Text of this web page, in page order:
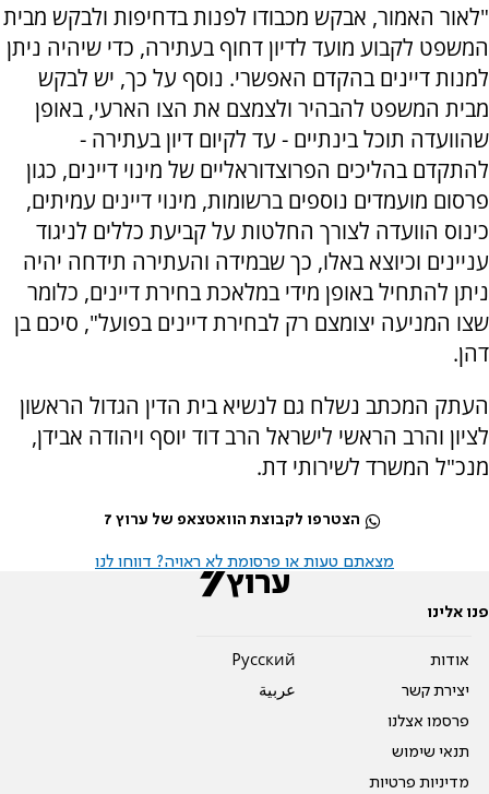
"לאור האמור, אבקש מכבודו לפנות בדחיפות ולבקש מבית
המשפט לקבוע מועד לדיון דחוף בעתירה, כדי שיהיה ניתן
למנות דיינים בהקדם האפשרי. נוסף על כך, יש לבקש
מבית המשפט להבהיר ולצמצם את הצו הארעי, באופן
שהוועדה תוכל בינתיים - עד לקיום דיון בעתירה -
להתקדם בהליכים הפרוצדוראליים של מינוי דיינים, כגון
פרסום מועמדים נוספים ברשומות, מינוי דיינים עמיתים,
כינוס הוועדה לצורך החלטות על קביעת כללים לניגוד
עניינים וכיוצא באלו, כך שבמידה והעתירה תידחה יהיה
ניתן להתחיל באופן מידי במלאכת בחירת דיינים, כלומר
שצו המניעה יצומצם רק לבחירת דיינים בפועל", סיכם בן
דהן.
העתק המכתב נשלח גם לנשיא בית הדין הגדול הראשון
לציון והרב הראשי לישראל הרב דוד יוסף ויהודה אבידן,
מנכ"ל המשרד לשירותי דת.
הצטרפו לקבוצת הוואטצאפ של ערוץ 7
מצאתם טעות או פרסומת לא ראויה? דווחו לנו
פנו אלינו
אודות
יצירת קשר
פרסמו אצלנו
תנאי שימוש
מדיניות פרטיות
Pусский
عربية